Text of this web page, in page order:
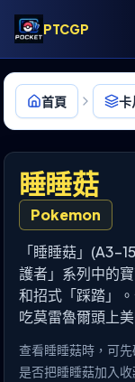
PTCGP
首頁 卡
睡睡菇
Pokemon
「睡睡菇」(A3-
護者」系列中的
和招式「踩踏」
吃莫雷魯爾頭上
查看睡睡菇時，可
是否把睡睡菇加入收